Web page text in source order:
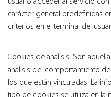
carácter general predefinidas
criterios en el terminal del
Cookies de análisis: Son
análisis del comportamiento
los que están vinculadas. La